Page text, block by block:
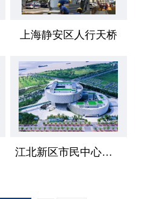
上海静安区人行天桥
江北新区市民中心工程